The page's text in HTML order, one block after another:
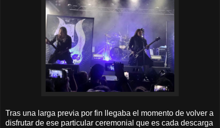
Tras una larga previa por fin llegaba el momento de volver a
disfrutar de ese particular ceremonial que es cada descarga